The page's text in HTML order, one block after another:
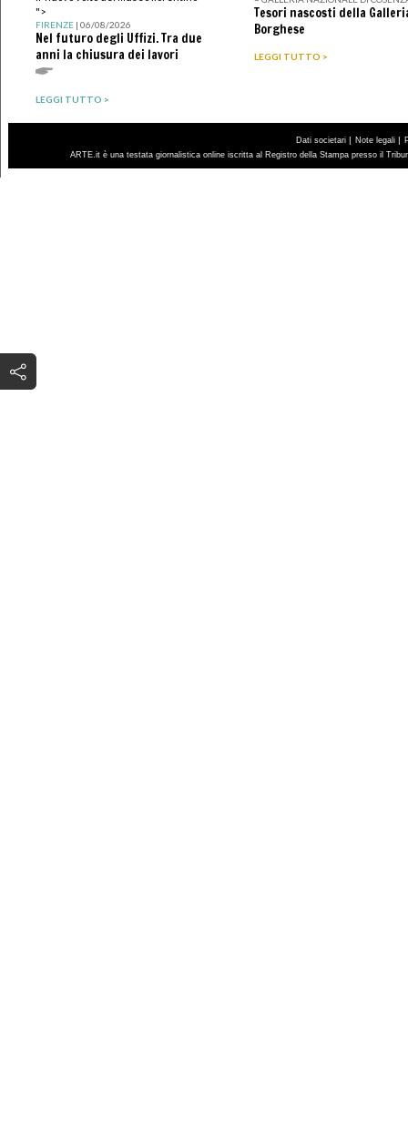
">
FIRENZE| 06/08/2026
Nel futuro degli Uffizi. Tra due
anni la chiusura dei lavori
LEGGI TUTTO >
Tesori nascosti della
Borghese
LEGGI TUTTO >
Dati societari | Note legali |
ARTE.it è una testata giornalistica online iscritta al Registro della Stampa presso il